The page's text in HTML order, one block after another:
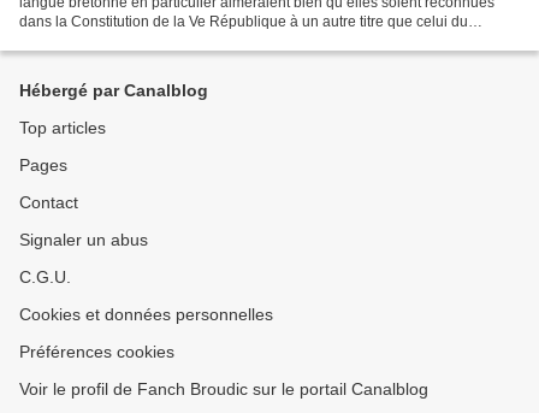
dans la Constitution de la Ve République à un autre titre que celui du
Hébergé par Canalblog
Top articles
Pages
Contact
Signaler un abus
C.G.U.
Cookies et données personnelles
Préférences cookies
Voir le profil de Fanch Broudic sur le portail Canalblog